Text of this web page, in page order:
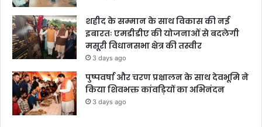
शहीद के सम्मान के साथ विकास की नई
इबारतः एमडीडीए की योजनाओं से बदलेगी
मसूरी विधानसभा क्षेत्र की तस्वीर
3 days ago
पुष्पवर्षा और चरण प्रक्षालन के साथ देवभूमि ने
किया शिवभक्त कांवड़ियों का अभिनंदन
3 days ago